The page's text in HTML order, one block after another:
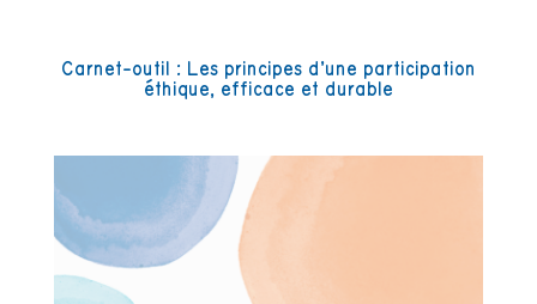
Carnet-outil : Les principes d’une participation
éthique, efficace et durable